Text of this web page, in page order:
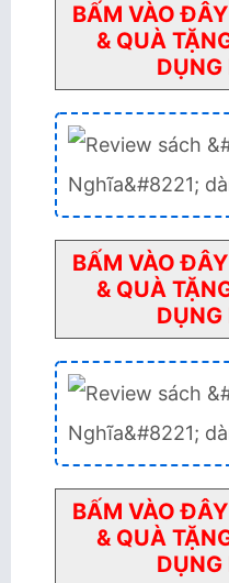
BẤM VÀO
& QUÀ
BẤM VÀO
& QUÀ
BẤM VÀO
& QUÀ